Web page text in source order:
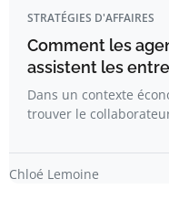
STRATÉGIES D'AFFAIRES
Comment les
assistent les
Dans un contexte
trouver le
Chloé Lemoine